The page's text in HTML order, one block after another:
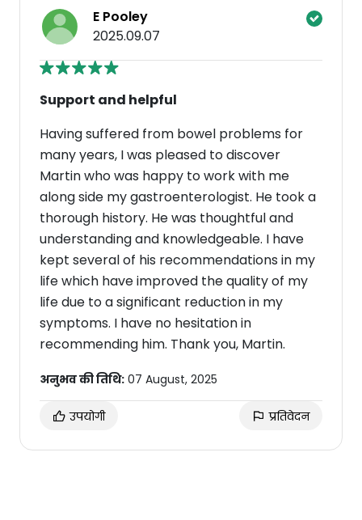
E Pooley
2025.09.07
Support and helpful
Having suffered from bowel problems for
many years, I was pleased to discover
Martin who was happy to work with me
along side my gastroenterologist. He took a
thorough history. He was thoughtful and
understanding and knowledgeable. I have
kept several of his recommendations in my
life which have improved the quality of my
life due to a significant reduction in my
symptoms. I have no hesitation in
recommending him. Thank you, Martin.
अनुभव की तिथि: 07 August, 2025
उपयोगी प्रतिवेदन